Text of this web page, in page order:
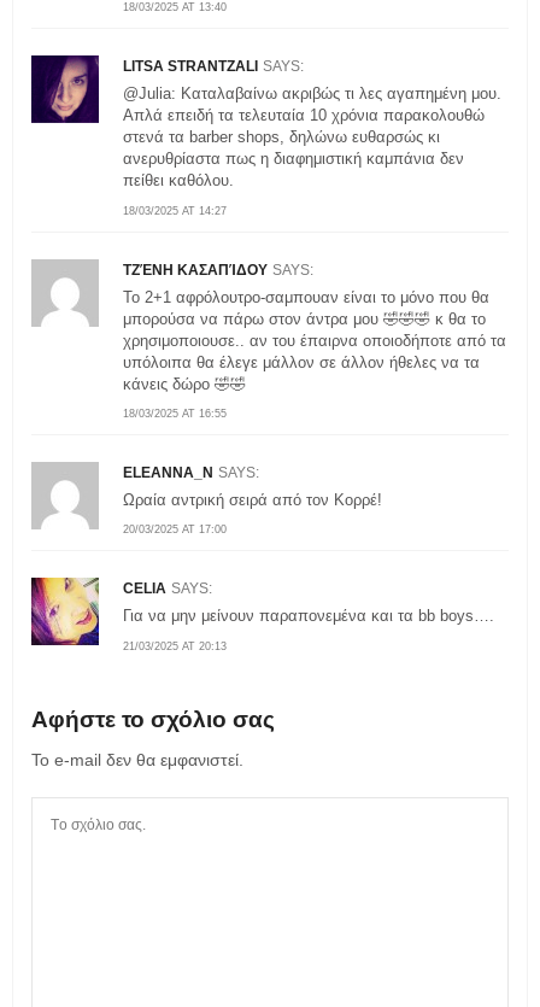
18/03/2025 AT 13:40
LITSA STRANTZALI SAYS:
18/03/2025 AT 14:27
@Julia: Καταλαβαίνω ακριβώς τι λες αγαπημένη μου.
Απλά επειδή τα τελευταία 10 χρόνια παρακολουθώ
στενά τα barber shops, δηλώνω ευθαρσώς κι
ανερυθρίαστα πως η διαφημιστική καμπάνια δεν
πείθει καθόλου.
ΤΖΈΝΗ ΚΑΣΑΠΊΔΟΥ SAYS:
18/03/2025 AT 16:55
Το 2+1 αφρόλουτρο-σαμπουαν είναι το μόνο που θα
μπορούσα να πάρω στον άντρα μου 🤣🤣🤣 κ θα το
χρησιμοποιουσε.. αν του έπαιρνα οποιοδήποτε από τα
υπόλοιπα θα έλεγε μάλλον σε άλλον ήθελες να τα
κάνεις δώρο 🤣🤣
ELEANNA_N SAYS:
20/03/2025 AT 17:00
Ωραία αντρική σειρά από τον Κορρέ!
CELIA SAYS:
21/03/2025 AT 20:13
Για να μην μείνουν παραπονεμένα και τα bb boys….
Αφήστε το σχόλιο σας
Το e-mail δεν θα εμφανιστεί.